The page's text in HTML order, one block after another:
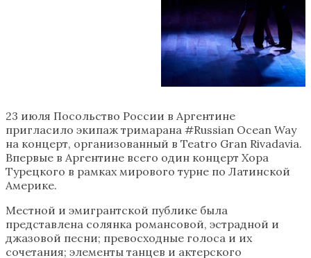
23 июля Посольство России в Аргентине
пригласило экипаж тримарана #Russian Ocean Way
на концерт, организованный в Teatro Gran Rivadavia.
Впервые в Аргентине всего один концерт Хора
Турецкого в рамках мирового турне по Латинской
Америке.
Местной и эмигрантской публике была
представлена солянка романсовой, эстрадной и
джазовой песни; превосходные голоса и их
сочетания; элементы танцев и актерского